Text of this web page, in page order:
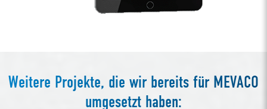
Weitere Projekte, die wir bereits für MEVACO
umgesetzt haben: